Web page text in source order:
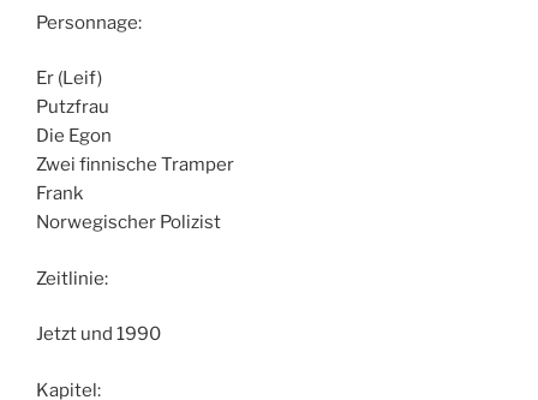
Personnage:
Er (Leif)
Putzfrau
Die Egon
Zwei finnische Tramper
Frank
Norwegischer Polizist
Zeitlinie:
Jetzt und 1990
Kapitel: